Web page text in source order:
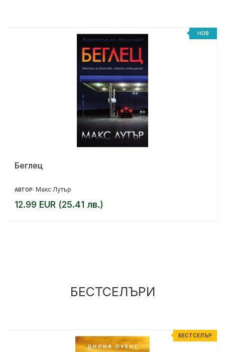
НОВ
Беглец
АВТОР: Макс Лутър
12.99 EUR (25.41 лв.)
БЕСТСЕЛЪРИ
БЕСТСЕЛЪР